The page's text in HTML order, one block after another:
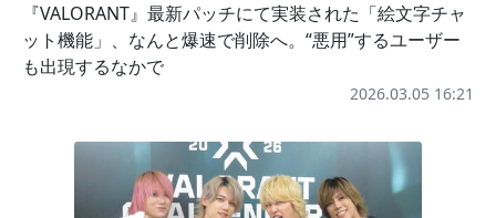
『VALORANT』最新パッチにて実装された「絵文字チャ
ット機能」、なんと爆速で削除へ。“悪用”するユーザー
も出現するなかで
2026.03.05 16:21